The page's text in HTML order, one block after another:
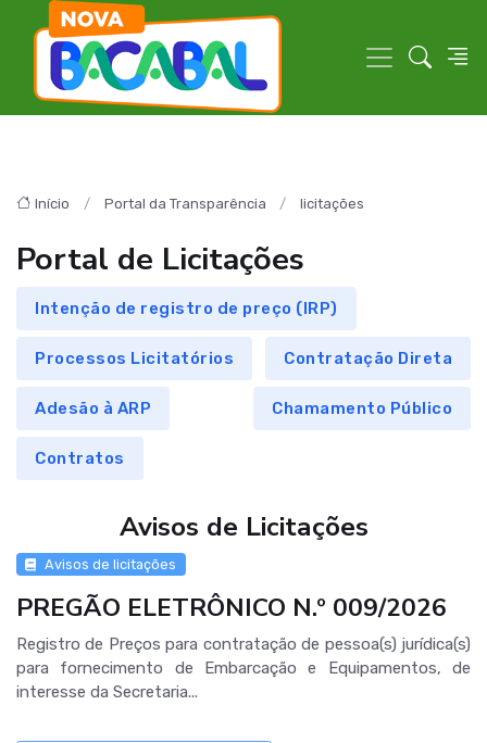
Início Portal da Transparência licitações
Portal de Licitações
Intenção de registro de preço (IRP)
Processos Licitatórios Contratação Direta
Adesão à ARP Chamamento Público
Contratos
Avisos de Licitações
Avisos de licitações
PREGÃO ELETRÔNICO N.º 009/2026
Registro de Preços para contratação de pessoa(s) jurídica(s)
para fornecimento de Embarcação e Equipamentos, de
interesse da Secretaria...